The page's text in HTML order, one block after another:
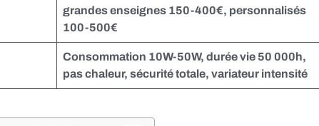
grandes enseignes 150-400€, personnalisés
100-500€
Consommation 10W-50W, durée vie 50 000h,
pas chaleur, sécurité totale, variateur intensité